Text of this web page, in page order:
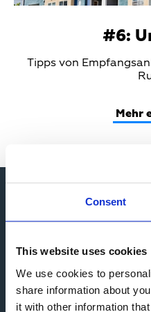
Consent
This website uses cookies
We use cookies to
share information about
it with other information
#6:
Teaser
Tipps von
Mehr
Nutzungsbedingungen
Glossar
Kontakt
FAQ
Anmeldung Newsletter